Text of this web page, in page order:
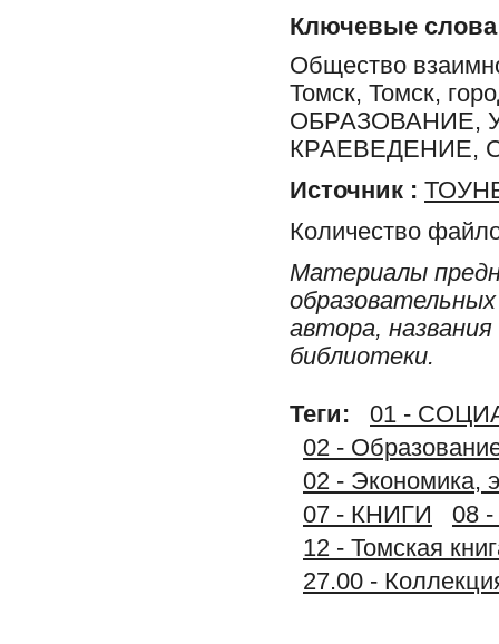
Ключевые слова
Общество
Томск, Томск,
ОБРАЗОВАНИЕ,
КРАЕВЕДЕНИЕ,
Источник :
Количество
Материалы
автора,
библиотеки.
Теги:
01 -
02 -
02 - Экономика,
07 - КНИГИ
08
12 - Томская
27.00 -